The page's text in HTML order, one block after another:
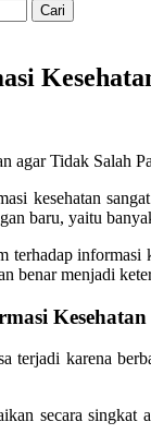
kesehatan
baru, yaitu
terhadap informasi
benar menjadi
terjadi karena
secara singkat